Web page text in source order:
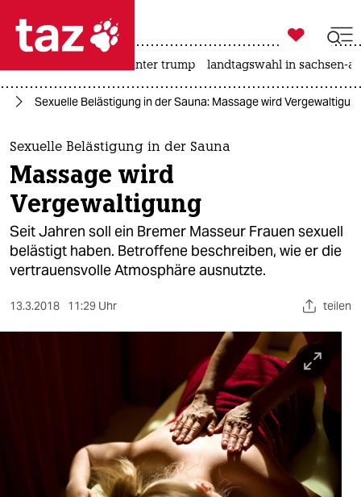
 taz zahl ich
taz zahl ich
themen
politik
öko
gesellschaft
sport

taz zahl ich
usa unter trump landtagswahl in sachsen-
Sexuelle Belästigung in der Sauna: Massage wird
Sexuelle Belästigung in der Sauna
Massage wird
Vergewaltigung
Seit Jahren soll ein Bremer Masseur Frauen sexuell
belästigt haben. Betroffene beschreiben, wie er die
vertrauensvolle Atmosphäre ausnutzte.
13.3.2018 11:29 Uhr teilen